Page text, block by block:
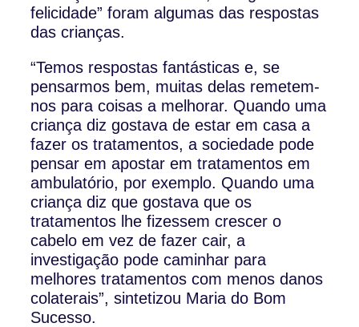
felicidade” foram algumas das respostas
das crianças.
“Temos respostas fantásticas e, se
pensarmos bem, muitas delas remetem-
nos para coisas a melhorar. Quando uma
criança diz gostava de estar em casa a
fazer os tratamentos, a sociedade pode
pensar em apostar em tratamentos em
ambulatório, por exemplo. Quando uma
criança diz que gostava que os
tratamentos lhe fizessem crescer o
cabelo em vez de fazer cair, a
investigação pode caminhar para
melhores tratamentos com menos danos
colaterais”, sintetizou Maria do Bom
Sucesso.